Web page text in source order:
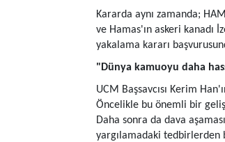
Kararda aynı zamanda;
ve Hamas'ın askeri kanadı
yakalama kararı
"Dünya kamuoyu daha
UCM Başsavcısı Kerim
Öncelikle bu önemli bir
Daha sonra da dava
yargılamadaki tedbirlerden